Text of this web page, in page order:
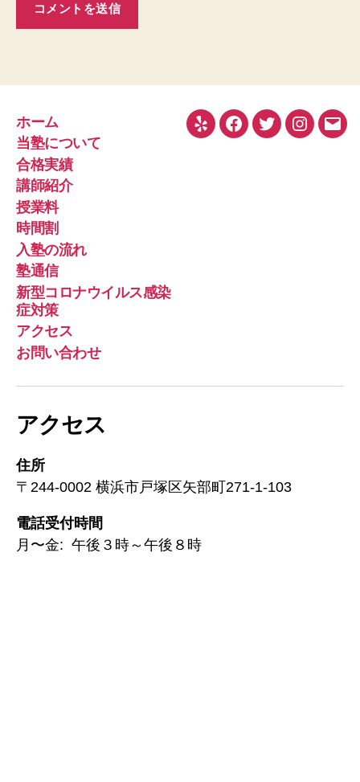
ホーム
当塾について
合格実績
講師紹介
授業料
時間割
入塾の流れ
塾通信
新型コロナウイルス感染
症対策
アクセス
お問い合わせ
Yelp Facebook
Twitter
メ
アクセス
住所
〒244-0002 横浜市戸塚区矢部町271-1-103
電話受付時間
月〜金: 午後３時～午後８時